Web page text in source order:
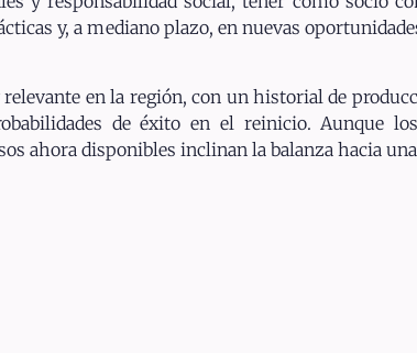
y, a mediano plazo, en nuevas
en la región, con un historial de
de éxito en el reinicio. Aunque
ahora disponibles inclinan la balanza hacia